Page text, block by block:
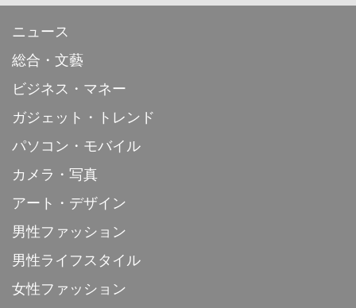
ニュース
総合・文藝
ビジネス・マネー
ガジェット・トレンド
パソコン・モバイル
カメラ・写真
アート・デザイン
男性ファッション
男性ライフスタイル
女性ファッション